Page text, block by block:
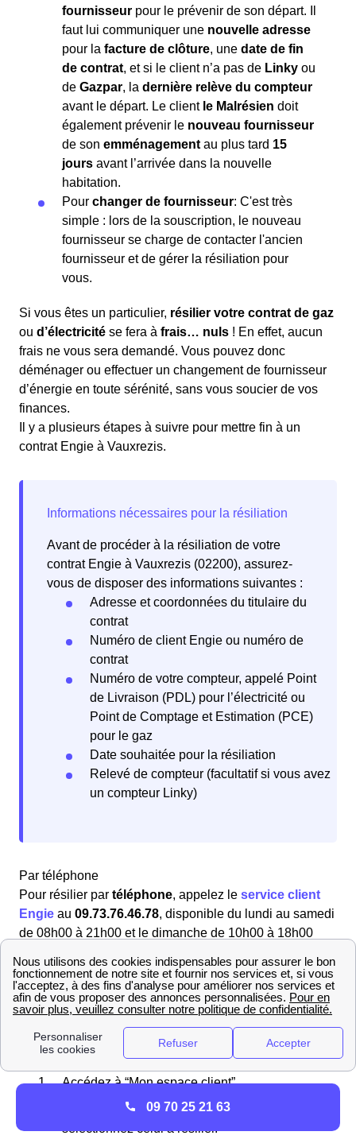
fournisseur pour le prévenir de son départ. Il
faut lui communiquer une nouvelle adresse
pour la facture de clôture, une date de fin
de contrat, et si le client n’a pas de Linky ou
de Gazpar, la dernière relève du compteur
avant le départ. Le client le Malrésien doit
également prévenir le nouveau fournisseur
de son emménagement au plus tard 15
jours avant l’arrivée dans la nouvelle
habitation.
Pour changer de fournisseur: C'est très
simple : lors de la souscription, le nouveau
fournisseur se charge de contacter l'ancien
fournisseur et de gérer la résiliation pour
vous.
Si vous êtes un particulier, résilier votre contrat de gaz
ou d’électricité se fera à frais… nuls ! En effet, aucun
frais ne vous sera demandé. Vous pouvez donc
déménager ou effectuer un changement de fournisseur
d’énergie en toute sérénité, sans vous soucier de vos
finances.
Il y a plusieurs étapes à suivre pour mettre fin à un
contrat Engie à Vauxrezis.
Avant de procéder à la résiliation de votre
contrat Engie à Vauxrezis (02200), assurez-
vous de disposer des informations suivantes :
Adresse et coordonnées du titulaire du
contrat
Numéro de client Engie ou numéro de
contrat
Numéro de votre compteur, appelé Point
de Livraison (PDL) pour l’électricité ou
Point de Comptage et Estimation (PCE)
pour le gaz
Date souhaitée pour la résiliation
Relevé de compteur (facultatif si vous avez
un compteur Linky)
Par téléphone
Pour résilier par téléphone, appelez le service client
Engie au 09.73.76.46.78, disponible du lundi au samedi
de 08h00 à 21h00 et le dimanche de 10h00 à 18h00
démarches pour votre logement à Vauxrezis (02200).
Via le site Engie
Vous pouvez également résilier en ligne via votre
espace client sur le site Engie. Il vous suffit de suivre
ces étapes : [list-steps]
Accédez à “Mon espace client”.
Allez dans la section de vos abonnements et
sélectionnez celui à résilier.
09 70 25 21 63